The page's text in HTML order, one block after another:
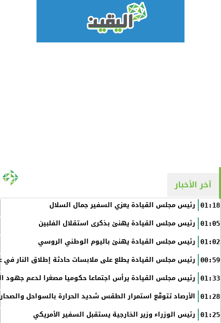
آخر الأخبار
01:18 رئيس مجلس القيادة يعزي السفير جمال السلال
01:05 رئيس مجلس القيادة يهنئ بذكرى استقلال الفلبين
01:02 رئيس مجلس القيادة يهنئ باليوم الوطني الروسي
00:59 رئيس مجلس القيادة يطلع على ملابسات حادثة إطلاق النار في
01:33 رئيس مجلس القيادة يرأس اجتماعا حكوميا مصغرا لدعم جهود
01:28 الأرصاد تتوقّع استمرار الطقس شديد الحرارة بالسواحل
01:25 رئيس الوزراء وزير الخارجية يستقبل السفير الأمريكي